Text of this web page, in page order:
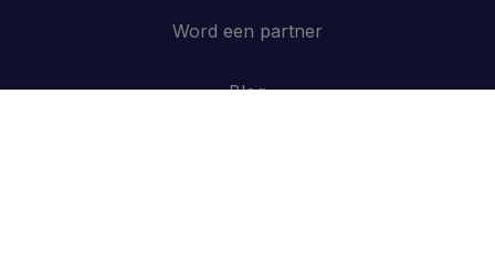
Word een partner
Blog